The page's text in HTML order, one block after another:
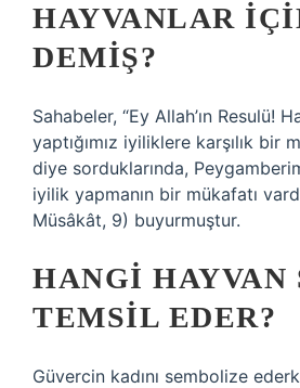
HAYVANLAR
DEMIŞ?
Sahabeler, “Ey Allah’ın Resulü!
yaptığımız iyiliklere karşılık bir
diye sorduklarında,
iyilik yapmanın bir mükafatı
Müsâkât, 9) buyurmuştur.
HANGI HAYVAN
TEMSIL EDER?
Güvercin kadını sembolize